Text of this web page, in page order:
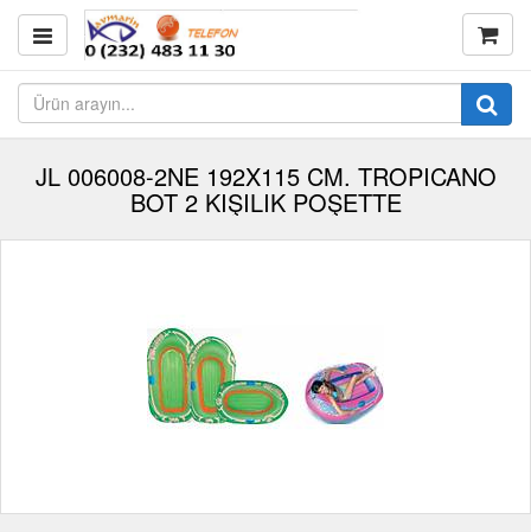
JL 006008-2NE 192X115 CM. TROPICANO
BOT 2 KIŞILIK POŞETTE